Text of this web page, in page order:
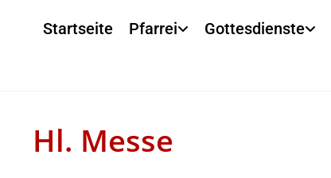
Startseite Pfarrei Gottesdienste
Hl. Messe